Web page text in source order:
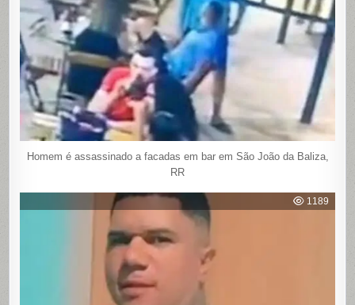
Homem é assassinado a facadas em bar em São João da Baliza,
RR
1189